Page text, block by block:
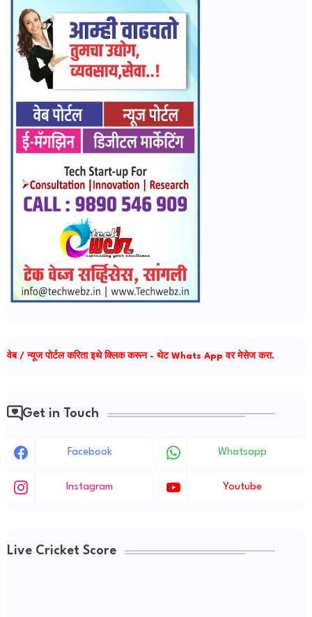
वेब / न्यूज पोर्टल करिता इथे क्लिक करून - थेट Whats App वर मेसेज करा.
Get in Touch
Facebook Whatsapp
Instagram Youtube
Live Cricket Score